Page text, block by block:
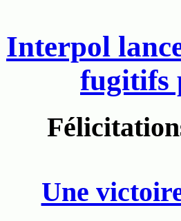
Interpol
fugitifs
Une